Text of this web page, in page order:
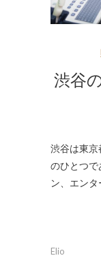
渋谷
渋谷は東京
のひとつで
ン、エン
Elio